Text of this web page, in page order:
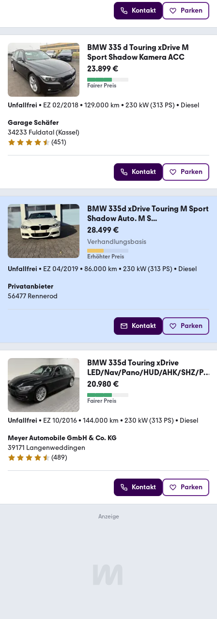
Kontakt Parken
BMW 335 d Touring xDrive M
Sport Shadow Kamera ACC
23.899 €
Fairer Preis
Unfallfrei • EZ 02/2018• 129.000 km • 230 kW (313 PS) • Diesel
Garage Schäfer
34233 Fuldatal (Kassel)
4.7 Sterne
(451)
Kontakt Parken
BMW 335d xDrive Touring M Sport
Shadow Auto. M S...
28.499 €
Verhandlungsbasis
Erhöhter Preis
Unfallfrei • EZ 04/2019 • 86.000 km • 230 kW (313 PS) • Diesel
Privatanbieter
56477 Rennerod
Kontakt Parken
BMW 335d Touring xDrive
LED/Nav/Pano/HUD/AHK/SHZ/PD
C
20.980 €
Fairer Preis
Unfallfrei • EZ 10/2016• 144.000 km • 230 kW (313 PS) • Diesel
Meyer Automobile GmbH & Co. KG
39171 Langenweddingen
4.6 Sterne
(489)
Kontakt Parken